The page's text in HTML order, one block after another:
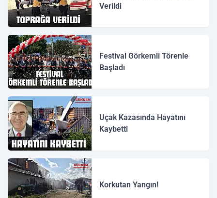
Verildi
Festival Görkemli Törenle
Başladı
Uçak Kazasında Hayatını
Kaybetti
Korkutan Yangın!